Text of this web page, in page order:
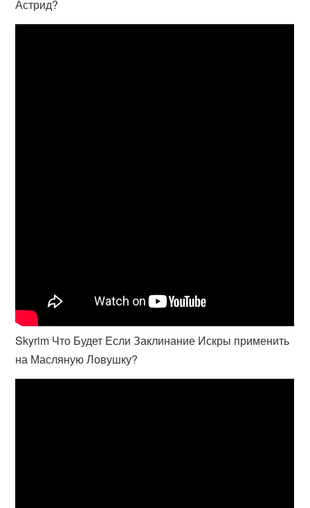
Астрид?
Skyrim Что Будет Если Заклинание Искры применить
на Масляную Ловушку?